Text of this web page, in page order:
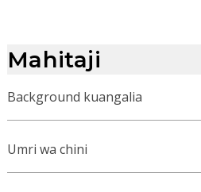
Mahitaji
Background kuangalia
Umri wa chini